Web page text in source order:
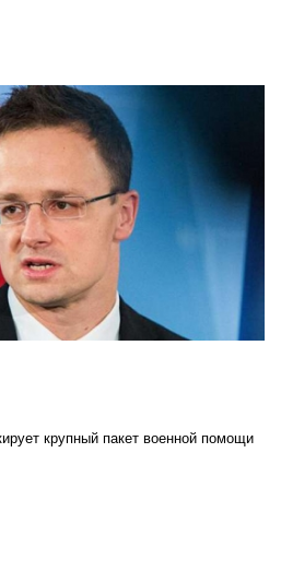
крупный пакет военной помощи